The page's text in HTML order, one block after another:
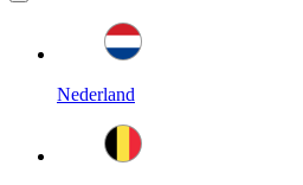
Nederland